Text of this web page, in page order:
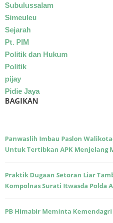
Subulussalam
Simeuleu
Sejarah
Pt. PIM
Politik dan Hukum
Politik
pijay
Pidie Jaya
BAGIKAN
Panwaslih Imbau Paslon
Untuk Tertibkan APK Menjelang
Praktik Dugaan Setoran Liar
Kompolnas Surati Itwasda Polda
PB Himabir Meminta